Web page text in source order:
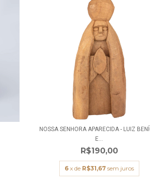
NOSSA SENHORA APARECIDA - LUIZ
E...
R$190,00
6 x de R$31,67 sem juros